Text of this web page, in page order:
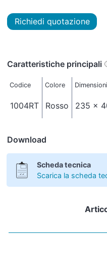
Richiedi quotazione
Caratteristiche principali
Codice Colore
1004RT Rosso 235 x
Download
Scheda tecnica
Scarica la scheda